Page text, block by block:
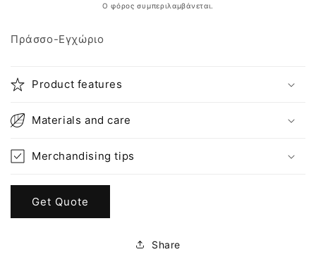
Ο φόρος συμπεριλαμβάνεται.
Πράσσο-Εγχώριο
Product features
Materials and care
Merchandising tips
Get Quote
Share